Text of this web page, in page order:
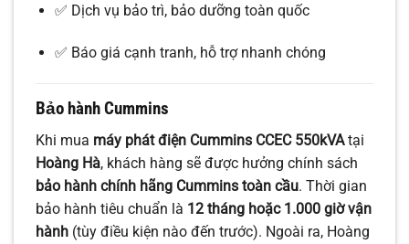
✅ Dịch vụ bảo trì, bảo dưỡng toàn quốc
✅ Báo giá cạnh tranh, hỗ trợ nhanh chóng
Bảo hành Cummins
Khi mua máy phát điện Cummins CCEC 550kVAtại
Hoàng Hà, khách hàng sẽ được hưởng chính sách
bảo hành chính hãng Cummins toàn cầu. Thời gian
bảo hành tiêu chuẩn là 12 tháng hoặc 1.000 giờ vận
hành (tùy điều kiện nào đến trước). Ngoài ra, Hoàng